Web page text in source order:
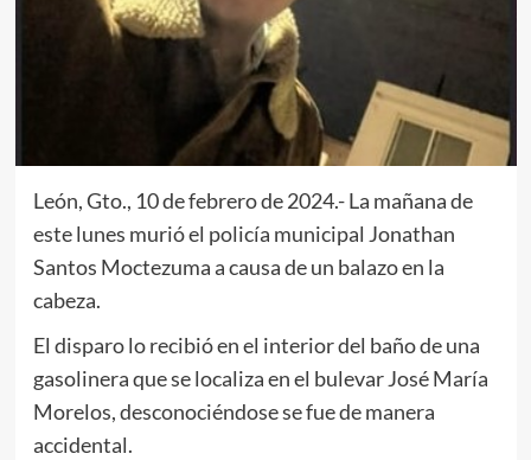
León, Gto., 10 de febrero de 2024.- La mañana de
este lunes murió el policía municipal Jonathan
Santos Moctezuma a causa de un balazo en la
cabeza.
El disparo lo recibió en el interior del baño de una
gasolinera que se localiza en el bulevar José María
Morelos, desconociéndose se fue de manera
accidental.